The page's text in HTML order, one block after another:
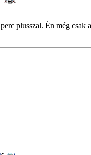
plusszal. Én még csak